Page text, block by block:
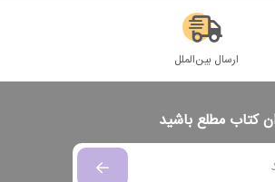
ارسال بین‌الملل
کتاب مطلع باشید